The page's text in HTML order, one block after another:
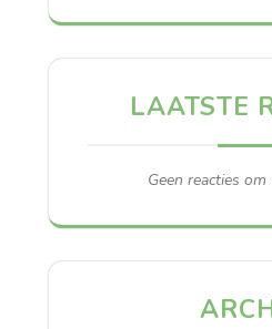
LAATSTE
Geen reacties